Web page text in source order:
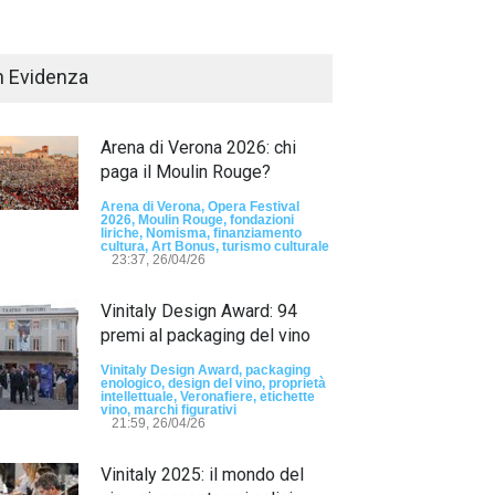
di Fausto Angelo Coppi" il
Internazionale, dedicato a Giovanni
tag - 23:24, 24/07/26
Evidenza
Arena di Verona 2026: chi
paga il Moulin Rouge?
Arena di Verona, Opera Festival
2026, Moulin Rouge, fondazioni
liriche, Nomisma, finanziamento
cultura, Art Bonus, turismo culturale
23:37, 26/04/26
Vinitaly Design Award: 94
premi al packaging del vino
Vinitaly Design Award, packaging
enologico, design del vino, proprietà
intellettuale, Veronafiere, etichette
vino, marchi figurativi
21:59, 26/04/26
Vinitaly 2025: il mondo del